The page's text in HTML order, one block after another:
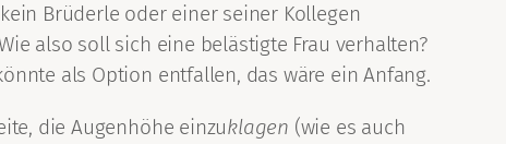
Brüderle oder einer seiner Kollegen
also soll sich eine belästigte Frau verhalten?
als Option entfallen, das wäre ein Anfang.
die Augenhöhe einzuklagen (wie es auch